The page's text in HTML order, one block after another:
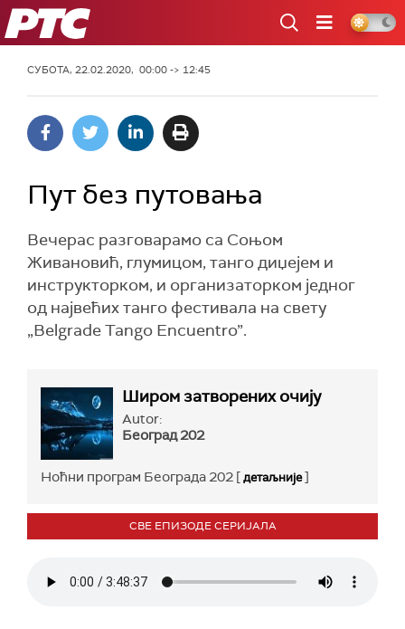
РТС
СУБОТА, 22.02.2020, 00:00 -> 12:45
Пут без путовања
Вечерас разговарамо са Соњом
Живановић, глумицом, танго диџејем и
инструкторком, и организаторком једног
од највећих танго фестивала на свету
„Belgrade Tango Encuentro”.
Широм затворених очију
Autor:
Београд 202
Ноћни програм Београда 202 [детаљније]
СВЕ ЕПИЗОДЕ СЕРИЈАЛА